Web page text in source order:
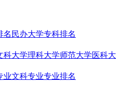
名 民办大学专科排名
科大学理科大学师范大学医科
业文科专业专业排名